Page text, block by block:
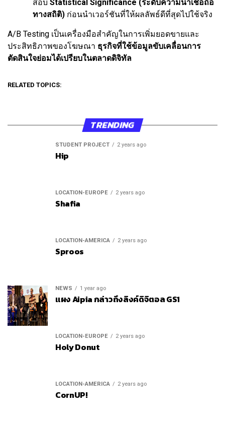
สอบ Statistical Significance (ระดับความน่าเชื่อถือ
ทางสถิติ) ก่อนนำเวอร์ชันที่ให้ผลลัพธ์ดีที่สุดไปใช้จริง
A/B Testing เป็นเครื่องมือสำคัญในการเพิ่มยอดขายและ
ประสิทธิภาพของโฆษณา ธุรกิจที่ใช้ข้อมูลขับเคลื่อนการ
ตัดสินใจย่อมได้เปรียบในตลาดดิจิทัล
RELATED TOPICS:
TRENDING
STUDENT PROJECT 2 years ago
Hip
LOCATION-EUROPE 2 years ago
Shafia
LOCATION-AMERICA 2 years ago
Sproos
NEWS 1 year ago
แผง Aipia กล่าวถึงลิงค์ดิจิตอล GS1
LOCATION-EUROPE 2 years ago
Holy Donut
LOCATION-AMERICA 2 years ago
CornUP!